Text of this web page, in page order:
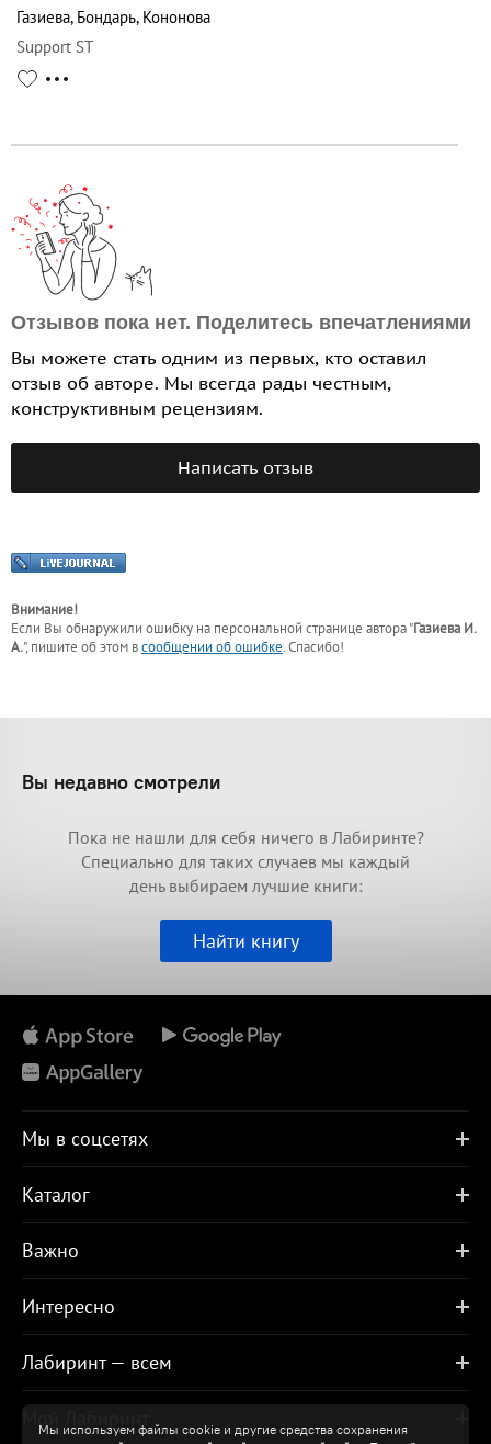
Газиева, Бондарь, Кононова
Support ST
Отзывов пока нет. Поделитесь впечатлениями
Вы можете стать одним из первых, кто оставил
отзыв об авторе. Мы всегда рады честным,
конструктивным рецензиям.
Написать отзыв
Внимание!
Если Вы обнаружили ошибку на персональной странице автора "Газиева И.
А.", пишите об этом всообщении об ошибке. Спасибо!
Мы используем файлы cookie и другие средства сохранения
Вы недавно смотрели
Пока не нашли для себя ничего в Лабиринте?
Специально для таких случаев мы каждый
день выбираем лучшие книги:
Найти книгу
Мы в соцсетях
Каталог
Важно
Интересно
Лабиринт — всем